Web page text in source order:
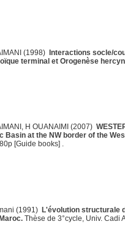
(1998)
Interactions socle/
terminal et Orogenèse
, H OUANAIMI (2007)
Basin at the NW border of the
[Guide books] .
(1991) L'évolution structurale
Thèse de 3°cycle, Univ. Cadi